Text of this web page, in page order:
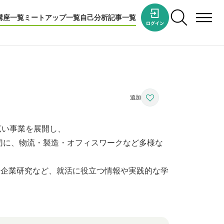
座一覧ミートアップ一覧自己分析記事一覧
事業を展開し、
、物流・製造・オフィスワークなど多様な
業研究など、就活に役立つ情報や実践的な学